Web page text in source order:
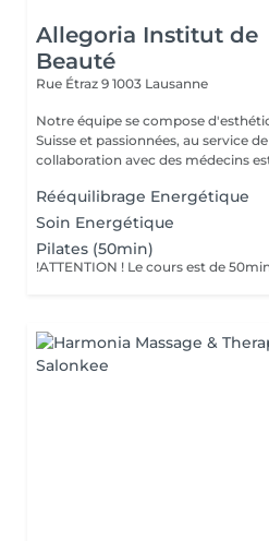
Allegoria Institut de
Beauté
Rue Étraz 9 1003 Lausanne
Notre équipe se compose
Suisse et passionnées, au service de
collaboration avec des médecins
Rééquilibrage Energétique
Soin Energétique
Pilates (50min)